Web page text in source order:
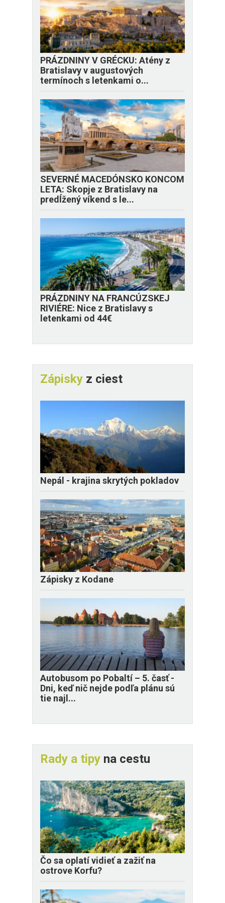
PRÁZDNINY V GRÉCKU: Atény z
Bratislavy v augustových
termínoch s letenkami o...
SEVERNÉ MACEDÓNSKO KONCOM
LETA: Skopje z Bratislavy na
predĺžený víkend s le...
PRÁZDNINY NA FRANCÚZSKEJ
RIVIÉRE: Nice z Bratislavy s
letenkami od 44€
Zápisky z ciest
Nepál - krajina skrytých pokladov
Zápisky z Kodane
​Autobusom po Pobaltí – 5. časť -
Dni, keď nič nejde podľa plánu sú
tie najl...
Rady a tipy na cestu
Čo sa oplatí vidieť a zažiť na
ostrove Korfu?